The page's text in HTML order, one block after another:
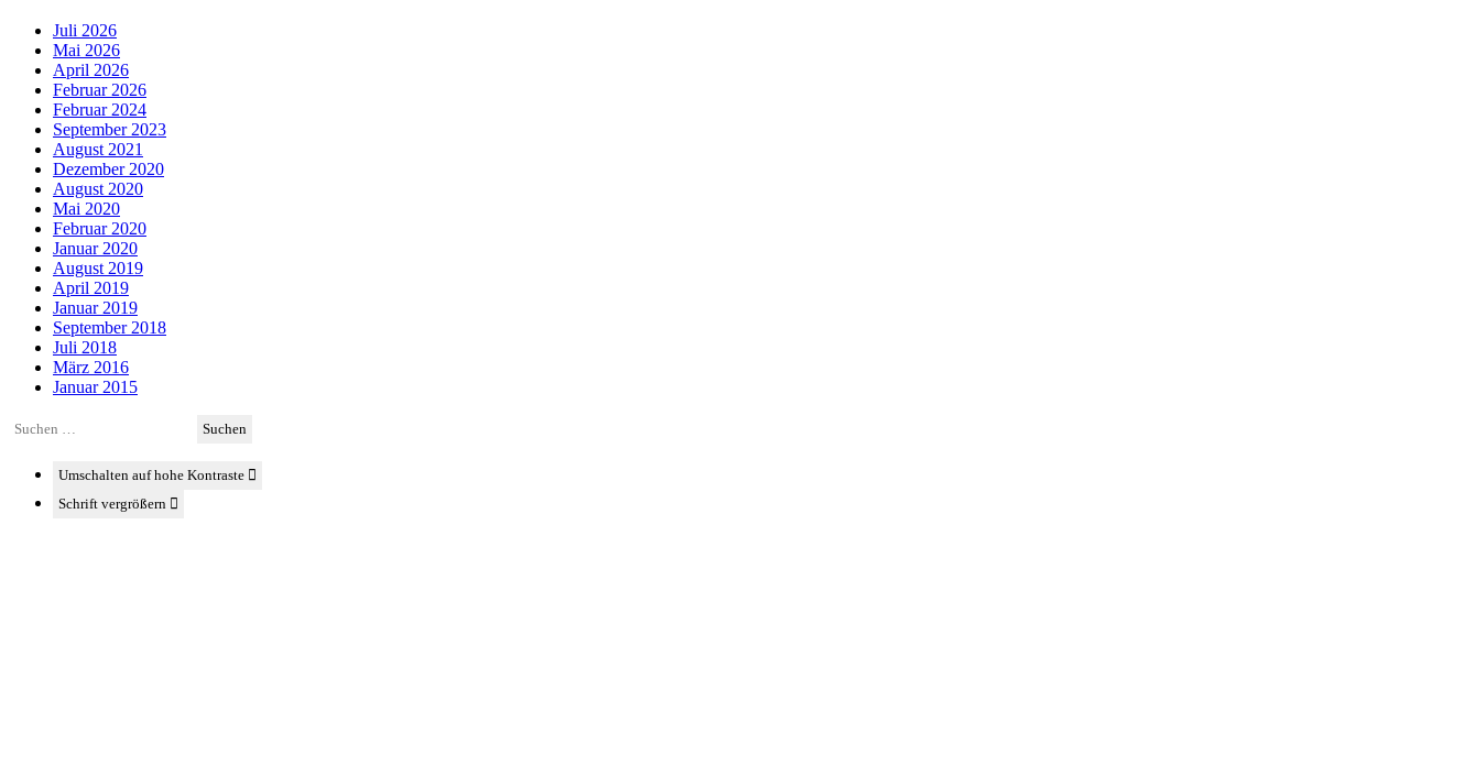
Juli 2026
Mai 2026
April 2026
Februar 2026
Februar 2024
September 2023
August 2021
Dezember 2020
August 2020
Mai 2020
Februar 2020
Januar 2020
August 2019
April 2019
Januar 2019
September 2018
Juli 2018
März 2016
Januar 2015
Suchen
Umschalten auf hohe Kontraste
Schrift vergrößern